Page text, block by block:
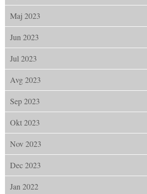
Maj 2023
Jun 2023
Jul 2023
Avg 2023
Sep 2023
Okt 2023
Nov 2023
Dec 2023
Jan 2022